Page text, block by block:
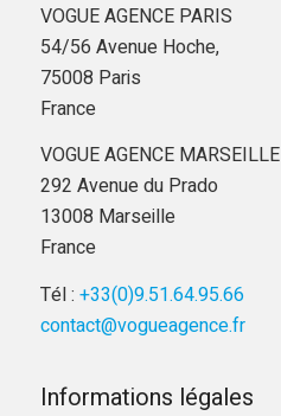
VOGUE AGENCE PARIS
54/56 Avenue Hoche,
75008 Paris
France
VOGUE AGENCE MARSEILLE
292 Avenue du Prado
13008 Marseille
France
Tél : +33(0)9.51.64.95.66
contact@vogueagence.fr
Informations légales